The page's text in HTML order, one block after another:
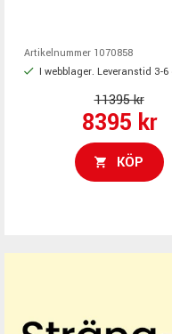
Artikelnummer 1070858
I webblager. Leveranstid 3-
11395 kr
8395 kr
KÖP